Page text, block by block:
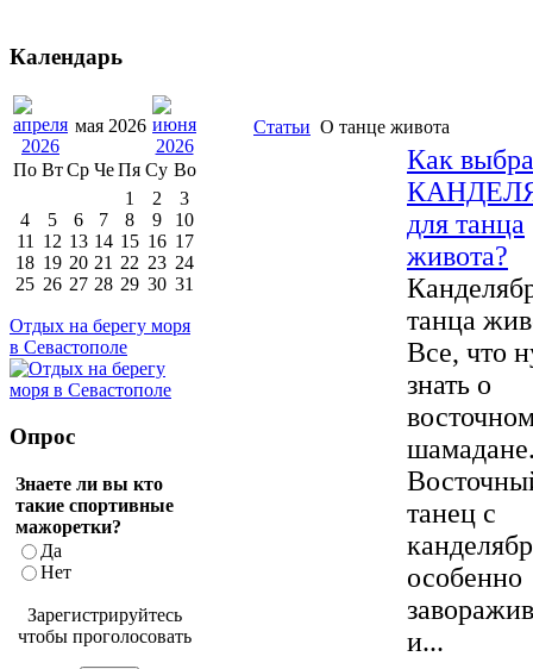
Статьи О танце живота
Как
для танца
живота?
танца
Все, что
знать о
танец с
особенно
и...
Календарь
мая 2026
По Вт Ср Че Пя Су Во
1
2
3
4
5 6 7 8 9
10
11 12 13 14 15 16 17
18 19 20 21 22 23 24
25 26 27 28 29 30 31
Отдых на берегу моря
в Севастополе
Опрос
Знаете ли вы кто
такие спортивные
мажоретки?
Да
Нет
Зарегистрируйтесь
чтобы проголосовать